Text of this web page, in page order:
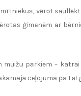
vērot
ģimenēm ar
muižu parkiem –
ceļojumā pa